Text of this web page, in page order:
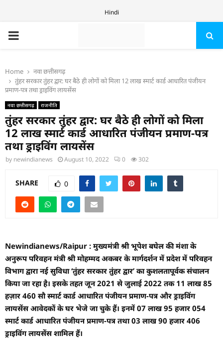
Hindi
PRIMARY
Home
नवा छत्तीसगढ़
तुंहर सरकार तुंहर द्वार: घर बैठे ही लोगों को मिला 12 लाख स्मार्ट कार्ड आधारित पंजीयन
प्रमाण-पत्र तथा ड्राइविंग लायसेंस
नवा छत्तीसगढ़ राजनीति
तुंहर सरकार तुंहर द्वार: घर बैठे ही लोगों को मिला
12 लाख स्मार्ट कार्ड आधारित पंजीयन प्रमाण-पत्र
तथा ड्राइविंग लायसेंस
by newindianews August 10, 2022 0 302
SHARE 0
Newindianews/Raipur : मुख्यमंत्री श्री भूपेश बघेल की मंशा के
अनुरूप परिवहन मंत्री श्री मोहम्मद अकबर के मार्गदर्शन में प्रदेश में परिवहन
विभाग द्वारा नई सुविधा ‘तुंहर सरकार तुंहर द्वार’ का कुशलतापूर्वक संचालन
किया जा रहा है। इसके तहत जून 2021 से जुलाई 2022 तक 11 लाख 85
हज़ार 460 सौ स्मार्ट कार्ड आधारित पंजीयन प्रमाण-पत्र और ड्राइविंग
लायसेंस आवेदकों के घर भेजे जा चुके हैं। इनमें 07 लाख 95 हजार 054
स्मार्ट कार्ड आधारित पंजीयन प्रमाण-पत्र तथा 03 लाख 90 हजार 406
ड्राइविंग लायसेंस शामिल हैं।